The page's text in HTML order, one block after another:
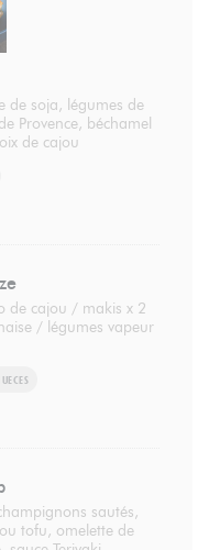
de soja, légumes de
Provence, béchamel
de cajou
de cajou / makis x 2
/ légumes vapeur
sautés,
tofu, omelette de